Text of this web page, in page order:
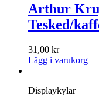
Arthur
Tesked/
31,00 kr
Lägg i varukorg
Displaykylar